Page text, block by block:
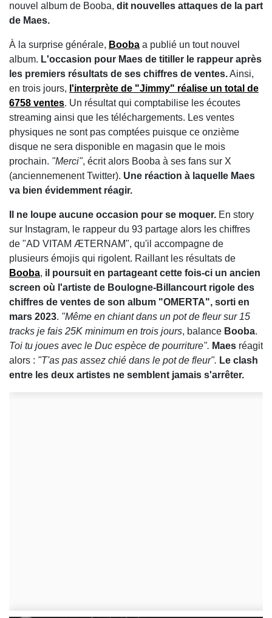
nouvel album de Booba, dit nouvelles attaques de la part
de Maes.
À la surprise générale, Booba a publié un tout nouvel
album. L'occasion pour Maes de titiller le rappeur après
les premiers résultats de ses chiffres de ventes.Ainsi,
en trois jours, l'interprète de "Jimmy" réalise un total de
6758 ventes. Un résultat qui comptabilise les écoutes
streaming ainsi que les téléchargements. Les ventes
physiques ne sont pas comptées puisque ce onzième
disque ne sera disponible en magasin que le mois
prochain. "Merci", écrit alors Booba à ses fans sur X
(anciennemenent Twitter). Une réaction à laquelle Maes
va bien évidemment réagir.
Il ne loupe aucune occasion pour se moquer. En story
sur Instagram, le rappeur du 93 partage alors les chiffres
de "AD VITAM ÆTERNAM", qu'il accompagne de
plusieurs émojis qui rigolent. Raillant les résultats de
Booba, il poursuit en partageant cette fois-ci un ancien
screen où l'artiste de Boulogne-Billancourt rigole des
chiffres de ventes de son album "OMERTA", sorti en
mars 2023. "Même en chiant dans un pot de fleur sur 15
tracks je fais 25K minimum en trois jours, balance Booba.
Toi tu joues avec le Duc espèce de pourriture". Maes réagit
alors : "T'as pas assez chié dans le pot de fleur". Le clash
entre les deux artistes ne semblent jamais s'arrêter.